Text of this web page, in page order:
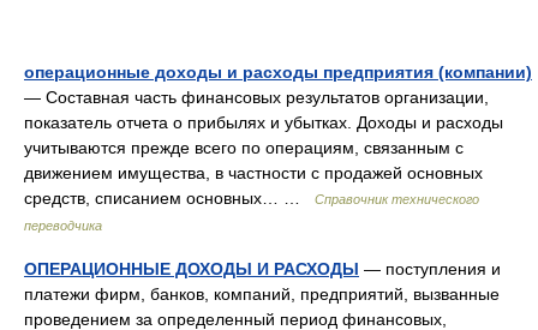
операционные доходы и расходы предприятия (компании)
— Составная часть финансовых результатов организации,
показатель отчета о прибылях и убытках. Доходы и расходы
учитываются прежде всего по операциям, связанным с
движением имущества, в частности с продажей основных
средств, списанием основных… …
Справочник технического
переводчика
ОПЕРАЦИОННЫЕ ДОХОДЫ И РАСХОДЫ — поступления и
платежи фирм, банков, компаний, предприятий, вызванные
проведением за определенный период финансовых,